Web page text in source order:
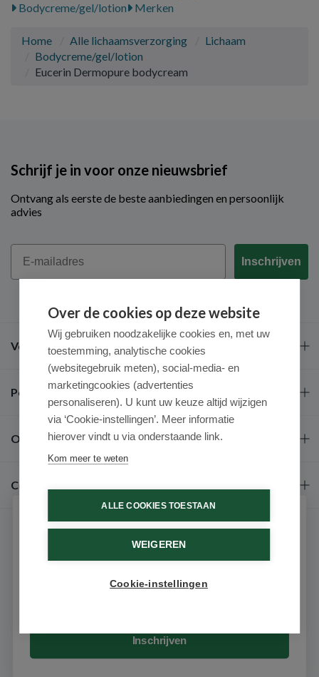
Bodycreme/gel/lotion
Merken
Home Alle lichaamsverzorging
Lichaam
Bodycreme/gel/lotion
Eucerin Dermopure bodycream
Schrijf je in voor onze nieuwsbrief
Ontvang als eerste de beste aanbiedingen en persoonlijk
advies
Email
Inschrijven
Veel gestelde vragen
Populaire merken
Over ons
Contact
9.6 / 10 (531 beoordelingen)
Over de cookies op deze website
Wij gebruiken noodzakelijke cookies en, met uw
toestemming, analytische cookies
(websitegebruik meten), social-media- en
marketingcookies (advertenties
personaliseren). U kunt uw keuze altijd wijzigen
via ‘Cookie-instellingen’. Meer informatie
hierover vindt u via onderstaande link.
Kom meer te weten
ALLE COOKIES TOESTAAN
WEIGEREN
Cookie-instellingen
Schrijf je in voor onze nieuwsbrief
Ontvang als eerste de beste aanbiedingen en persoonlijk
advies
Inschrijven